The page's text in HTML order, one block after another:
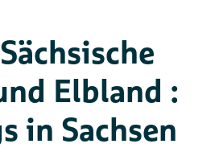
Elbland :
in Sachsen